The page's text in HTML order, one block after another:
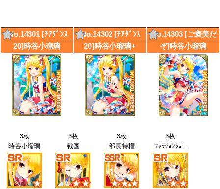
No.14301 [ﾁｱﾀﾞﾝｽ
20]時谷小瑠璃
No.14302 [ﾁｱﾀﾞﾝｽ
20]時谷小瑠璃+
No.14303 [ご褒美だ
ぞ]時谷小瑠璃
3枚
時谷小瑠璃
3枚
戦国
3枚
部長特権
3枚
ﾌｧｯｼｮﾝｼｮｰ